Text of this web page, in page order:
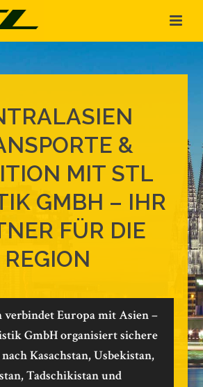
&
MIT STL
GMBH – IHR
FÜR DIE
REGION
verbindet Europa mit Asien –
GmbH organisiert sichere
Kasachstan, Usbekistan,
Tadschikistan und